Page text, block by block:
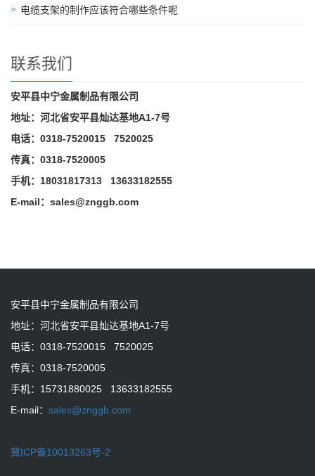
电缆支架的制作应该符合哪些条件呢
联系我们
安平县中宁金属制品有限公司
地址：河北省安平县灿达基地A1-7号
电话：0318-7520015 7520025
传真：0318-7520005
手机：18031817313 13633182555
E-mail：sales@znggb.com
安平县中宁金属制品有限公司
地址：河北省安平县灿达基地A1-7号
电话：0318-7520015 7520025
传真：0318-7520005
手机：15731880025 13633182555
E-mail： sales@znggb.com
冀ICP备10013263号-2